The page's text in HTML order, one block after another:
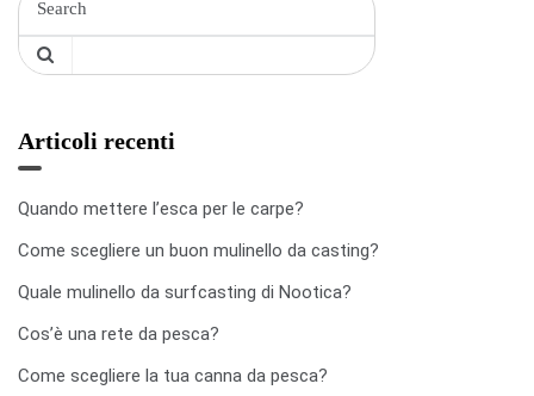
Articoli recenti
Quando mettere l’esca per le carpe?
Come scegliere un buon mulinello da casting?
Quale mulinello da surfcasting di Nootica?
Cos’è una rete da pesca?
Come scegliere la tua canna da pesca?